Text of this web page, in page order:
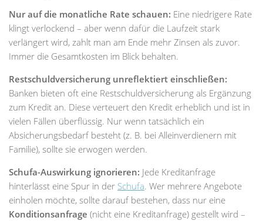
Nur auf die monatliche Rate schauen: Eine niedrigere Rate
klingt verlockend – aber wenn dafür die Laufzeit stark
verlängert wird, zahlt man am Ende mehr Zinsen als zuvor.
Immer die Gesamtkosten im Blick behalten.
Restschuldversicherung unreflektiert einschließen:
Banken bieten oft eine Restschuldversicherung als Ergänzung
zum Kredit an. Diese verteuert den Kredit erheblich und ist in
vielen Fällen überflüssig. Nur wenn tatsächlich ein
Absicherungsbedarf besteht (z. B. bei Alleinverdienern mit
Familie), sollte sie erwogen werden.
Schufa-Auswirkung ignorieren: Jede Kreditanfrage
hinterlässt eine Spur in der Schufa. Wer mehrere Angebote
einholen möchte, sollte darauf bestehen, dass nur eine
Konditionsanfrage (nicht eine Kreditanfrage) gestellt wird –